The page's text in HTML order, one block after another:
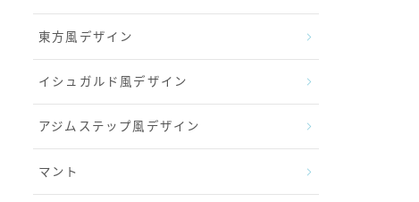
東方風デザイン
イシュガルド風デザイン
アジムステップ風デザイン
マント